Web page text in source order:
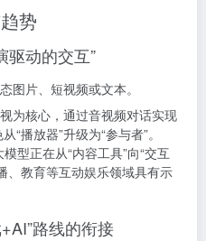
势
驱动的交互”
图片、短视频或文本。
为核心，通过音视频对话实现
“播放器”升级为“参与者”。
型正在从“内容工具”向“交互
、教育等互动娱乐领域具有示
路线的衔接